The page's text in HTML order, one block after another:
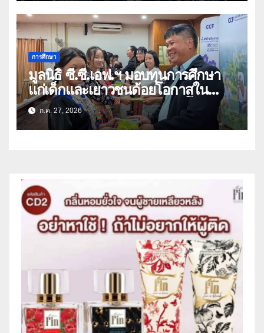
การศึกษา
มูลนิธิ ซี.ซี.เอฟ.ฯ มอบทุนการศึกษา
แก่เด็กและเยาวชนด้อยโอกาสใน
จังหวัดเชียงราย-พะเยา สร้างโอกาส
ทางการศึกษา
ก.ค. 27, 2026